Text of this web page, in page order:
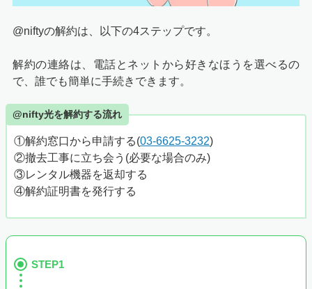
@niftyの解約は、以下の4ステップです。
解約の連絡は、電話とネットから好きなほうを選べるの
で、誰でも簡単に手続きできます。
@nifty光を解約する流れ
①解約窓口から申請する(03-6625-3232)
②撤去工事に立ち会う(必要な場合のみ)
③レンタル機器を返却する
④解約証明書を発行する
STEP1